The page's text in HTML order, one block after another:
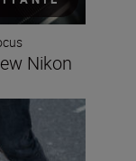
Nikon
Z 50mm f/1.4